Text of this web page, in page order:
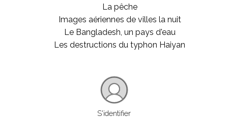
La pêche
Images aériennes de villes la nuit
Le Bangladesh, un pays d'eau
Les destructions du typhon Haiyan
S'identifier